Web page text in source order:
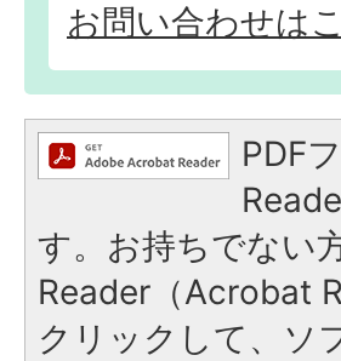
お問い合わせは
PDF
す。お持ちでない
Reader（Acrobat
クリックして、ソ